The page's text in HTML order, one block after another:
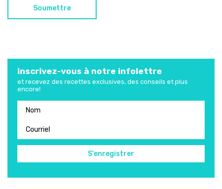
Inscrivez-vous à notre infolettre
et recevez des recettes exclusives, des conseils et plus
encore!